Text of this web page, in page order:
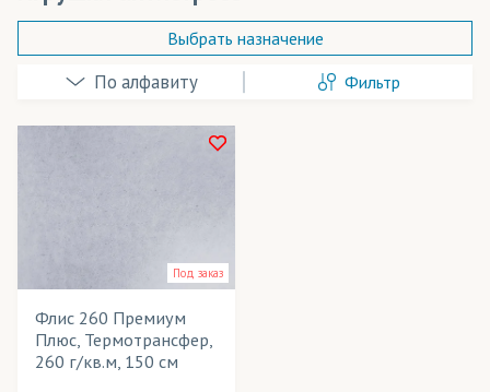
Баскетбольная форма
Вымпелы
Выставочные стенды
Галстуки
Декорации
Выбрать назначение
Фильтр
Тип товара
Cостав ткани
Под заказ
Флис 260 Премиум
Плюс, Термотрансфер,
260 г/кв.м, 150 см